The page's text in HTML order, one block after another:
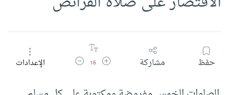
حفظ مشاركة زيادة حجم الخط
16 تقليل حجم الخطالإعدادات